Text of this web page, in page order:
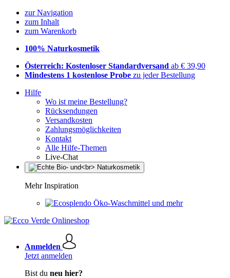
zur Navigation
zum Inhalt
zum Warenkorb
100% Naturkosmetik
Österreich: Kostenloser Standardversand ab € 39,90
Mindestens 1 kostenlose Probe zu jeder Bestellung
Hilfe
Wo ist meine Bestellung?
Rücksendungen
Versandkosten
Zahlungsmöglichkeiten
Kontakt
Alle Hilfe-Themen
Live-Chat
Mehr Inspiration
Öko-Waschmittel und mehr
Anmelden
Jetzt anmelden
Bist du neu hier?